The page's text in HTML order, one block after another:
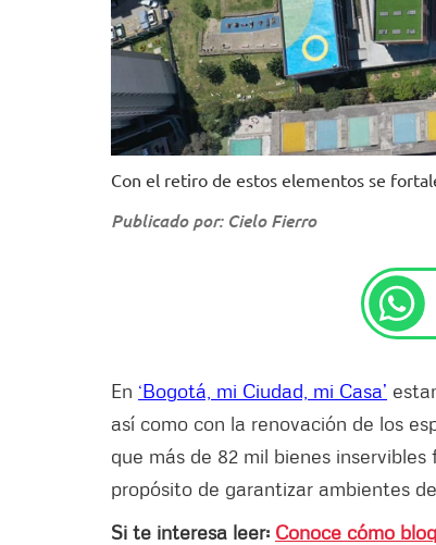
Con el retiro de estos elementos se
Publicado por: Cielo Fierro
En ‘Bogotá, mi Ciudad, mi Casa’
así como con la renovación de los
que más de 82 mil bienes
propósito de garantizar ambientes
Si te interesa leer: Conoce cómo